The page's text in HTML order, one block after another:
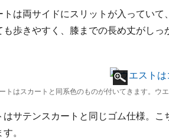
トは両サイドにスリットが入ってい
も歩きやすく、膝までの長め丈がし
トはスカートと同系色のものが付いてきます。ウ
はサテンスカートと同じゴム仕様。
。